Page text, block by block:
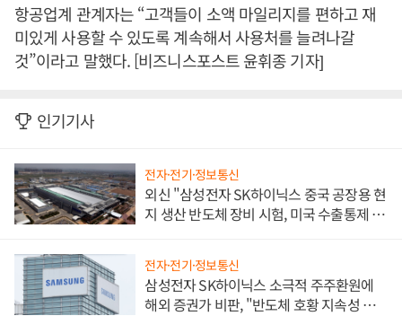
항공업계 관계자는 “고객들이 소액 마일리지를 편하고 재
미있게 사용할 수 있도록 계속해서 사용처를 늘려나갈
것”이라고 말했다. [비즈니스포스트 윤휘종 기자]
인기기사
전자·전기·정보통신
외신 "삼성전자 SK하이닉스 중국 공장용 현
지 생산 반도체 장비 시험, 미국 수출통제 대
전자·전기·정보통신
삼성전자 SK하이닉스 소극적 주주환원에
해외 증권가 비판, "반도체 호황 지속성 의